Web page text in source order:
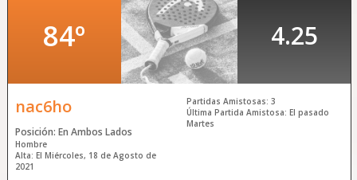
84º 4.25
nac6ho
Posición: En Ambos Lados
Hombre
Alta: El Miércoles, 18 de Agosto de
2021
Partidas Amistosas: 3
Última Partida Amistosa: El pasado
Martes